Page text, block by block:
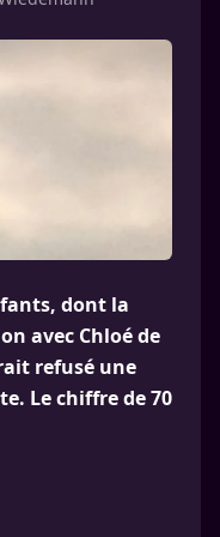
dont la
avec Chloé de
refusé une
Le chiffre de 70